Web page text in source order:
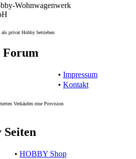
Wohnwagenwerk
privat Hobby betrieben
Forum
• Impressum
• Kontakt
Verkäufen eine Provision
• HOBBY Shop